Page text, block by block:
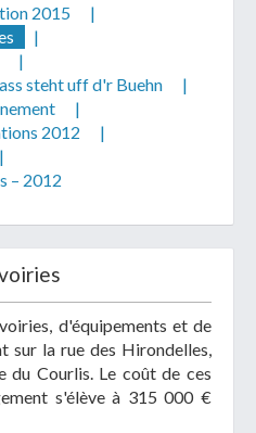
2015
|
|
|
steht uff d'r Buehn
|
|
2012
|
|
– 2012
d'équipements et de
sur la rue des Hirondelles,
du Courlis. Le coût de ces
s'élève à 315 000 €